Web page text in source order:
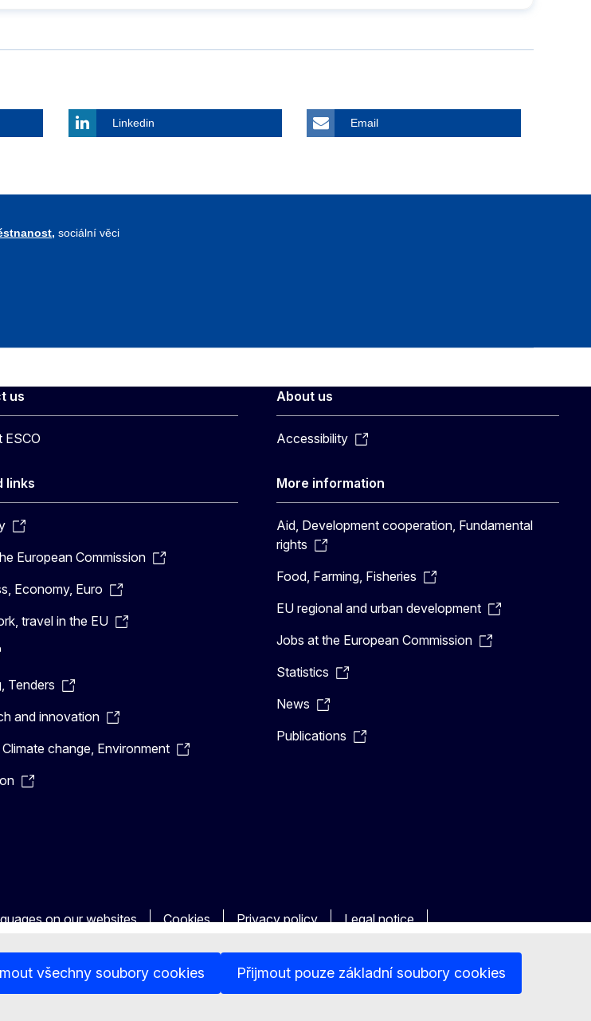
všechny soubory cookies Přijmout pouze základní soubory cookies
Linkedin Email
sociální věci
us
ESCO
links
European Commission
Economy, Euro
travel in the EU
Tenders
and innovation
Climate change, Environment
About us
Accessibility
More information
Aid, Development cooperation, Fundamental
rights
Food, Farming, Fisheries
EU regional and urban development
Jobs at the European Commission
Statistics
News
Publications
on our websites
Cookies Privacy policy Legal notice